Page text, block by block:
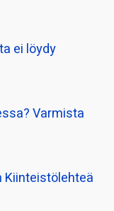
ei löydy
Varmista
Kiinteistölehteä